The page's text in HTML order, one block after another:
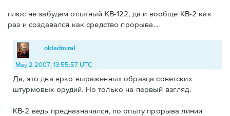
плюс не забудем опытный КВ-122, да и вообще КВ-2 как
раз и создавался как средство прорыва....
oldadmiral
May 2 2007, 13:55:57 UTC
Да, это два ярко выраженных образца советских
штурмовых орудий. Но только на первый взгляд.
КВ-2 ведь предназначался, по опыту прорыва линии